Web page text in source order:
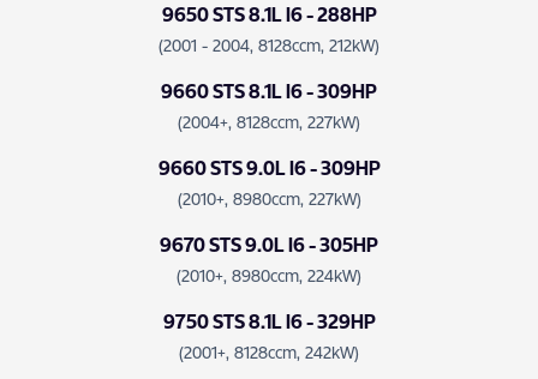
9650 STS 8.1L I6 - 288HP
(2001 - 2004, 8128ccm, 212kW)
9660 STS 8.1L I6 - 309HP
(2004+, 8128ccm, 227kW)
9660 STS 9.0L I6 - 309HP
(2010+, 8980ccm, 227kW)
9670 STS 9.0L I6 - 305HP
(2010+, 8980ccm, 224kW)
9750 STS 8.1L I6 - 329HP
(2001+, 8128ccm, 242kW)